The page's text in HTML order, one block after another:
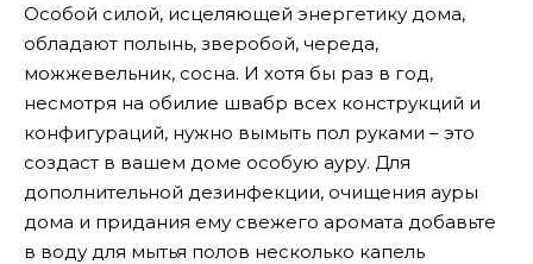
Особой силой, исцеляющей энергетику дома,
обладают полынь, зверобой, череда,
можжевельник, сосна. И хотя бы раз в год,
несмотря на обилие швабр всех конструкций и
конфигураций, нужно вымыть пол руками – это
создаст в вашем доме особую ауру. Для
дополнительной дезинфекции, очищения ауры
дома и придания ему свежего аромата добавьте
в воду для мытья полов несколько капель